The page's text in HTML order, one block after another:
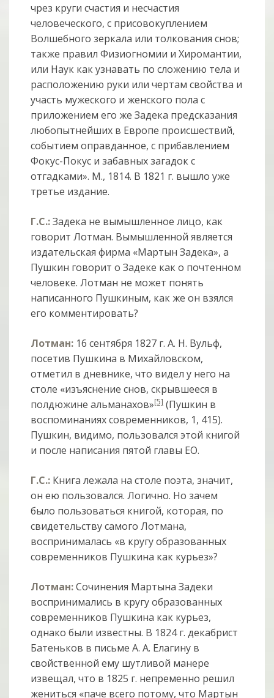
чрез круги счастия и несчастия
человеческого, с присовокуплением
Волшебного зеркала или толкования снов;
также правил Физиогномии и Хиромантии,
или Наук как узнавать по сложению тела и
расположению руки или чертам свойства и
участь мужеского и женского пола с
приложением его же Задека предсказания
любопытнейших в Европе происшествий,
событием оправданное, с прибавлением
Фокус-Покус и забавных загадок с
отгадками». М., 1814. В 1821 г. вышло уже
третье издание.
Г.С.:Задека не вымышленное лицо, как
говорит Лотман. Вымышленной является
издательская фирма «Мартын Задека», а
Пушкин говорит о Задеке как о почтенном
человеке. Лотман не может понять
написанного Пушкиным, как же он взялся
его комментировать?
Лотман: 16 сентября 1827 г. А. Н. Вульф,
посетив Пушкина в Михайловском,
отметил в дневнике, что видел у него на
столе «изъяснение снов, скрывшееся в
полдюжине альманахов»[5](Пушкин в
воспоминаниях современников, 1, 415).
Пушкин, видимо, пользовался этой книгой
и после написания пятой главы EO.
Г.С.: Книга лежала на столе поэта, значит,
он ею пользовался. Логично. Но зачем
было пользоваться книгой, которая, по
свидетельству самого Лотмана,
воспринималась «в кругу образованных
современников Пушкина как курьез»?
Лотман:Сочинения Мартына Задеки
воспринимались в кругу образованных
современников Пушкина как курьез,
однако были известны. В 1824 г. декабрист
Батеньков в письме А. А. Елагину в
свойственной ему шутливой манере
извещал, что в 1825 г. непременно решил
жениться «паче всего потому, что Мартын